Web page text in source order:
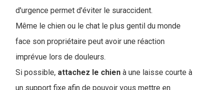
d'urgence permet d'éviter le suraccident.
Même le chien ou le chat le plus gentil du monde
face son propriétaire peut avoir une réaction
imprévue lors de douleurs.
Si possible, attachez le chien à une laisse courte à
un support fixe afin de pouvoir vous mettre en